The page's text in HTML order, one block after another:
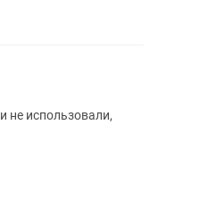
не использовали,